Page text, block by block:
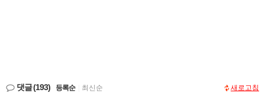
댓글(193) 등록순 최신순 새로고침